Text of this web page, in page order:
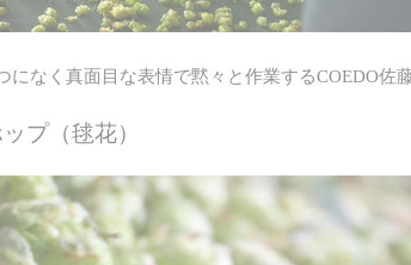
になく真面目な表情で黙々と作業するCOEDO佐藤
プ（毬花）